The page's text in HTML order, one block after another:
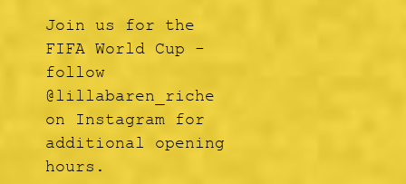
Join us for the
FIFA World Cup -
follow
@lillabaren_riche
on Instagram for
additional opening
hours.